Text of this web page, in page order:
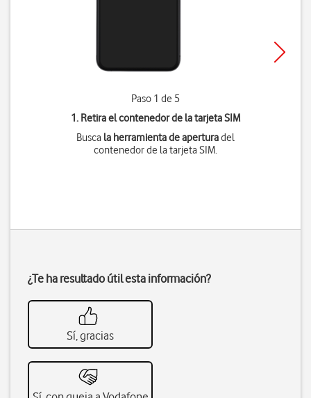
Paso 1 de 5
1. Retira el contenedor de la tarjeta SIM
Busca la herramienta de aperturadel
contenedor de la tarjeta SIM.
¿Te ha resultado útil esta información?
Sí, gracias